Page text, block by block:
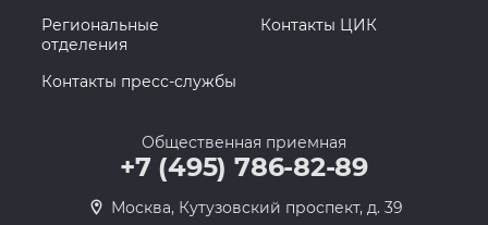
Региональные
отделения
Контакты ЦИК
Контакты пресс-службы
Общественная приемная
+7 (495) 786-82-89
Москва, Кутузовский проспект, д. 39